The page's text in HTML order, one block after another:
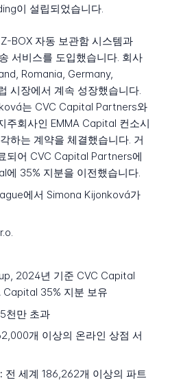
이 설립되었습니다.
BOX 자동 보관함 시스템과
서비스를 도입했습니다. 회사
Romania, Germany,
시장에서 계속 성장했습니다.
는 CVC Capital Partners와
주회사인 EMMA Capital 컨소시
하는 계약을 체결했습니다. 거
되어 CVC Capital Partners에
에 35% 지분을 이전했습니다.
에서 Simona Kijonková가
2024년 기준 CVC Capital
Capital 35% 지분 보유
천만 초과
개 이상의 온라인 상점 서
전 세계 186,262개 이상의 파트